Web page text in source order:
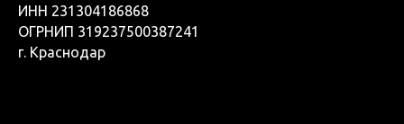
ИНН 231304186868
ОГРНИП 319237500387241
г. Краснодар